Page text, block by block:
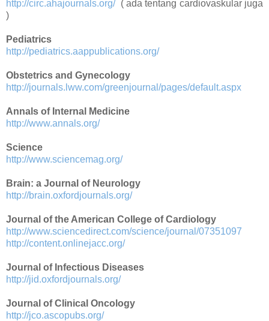
http://circ.ahajournals.org/ ( ada tentang cardiovaskular juga
)
Pediatrics
http://pediatrics.aappublications.org/
Obstetrics and Gynecology
http://journals.lww.com/greenjournal/pages/default.aspx
Annals of Internal Medicine
http://www.annals.org/
Science
http://www.sciencemag.org/
Brain: a Journal of Neurology
http://brain.oxfordjournals.org/
Journal of the American College of Cardiology
http://www.sciencedirect.com/science/journal/07351097
http://content.onlinejacc.org/
Journal of Infectious Diseases
http://jid.oxfordjournals.org/
Journal of Clinical Oncology
http://jco.ascopubs.org/